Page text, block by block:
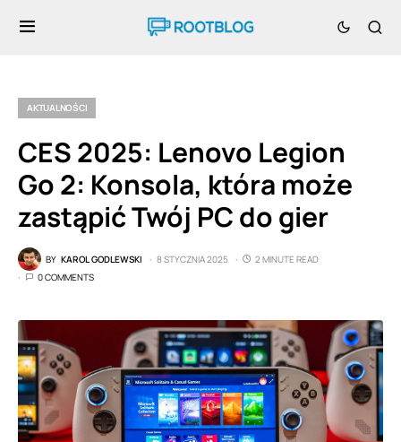
AKTUALNOŚCI
CES 2025: Lenovo Legion
Go 2: Konsola, która może
zastąpić Twój PC do gier
BY KAROL GODLEWSKI 8 STYCZNIA 2025
2 MINUTE READ
0 COMMENTS